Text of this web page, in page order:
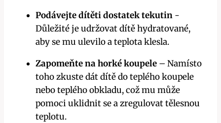
Podávejte⁢ dítěti ‍dostatek tekutin ⁣-
Důležité je udržovat dítě hydratované,
aby se mu ⁣ulevilo a teplota klesla.
Zapomeňte⁢ na ⁤horké koupele – Namísto
toho⁢ zkuste⁢ dát​ dítě do teplého⁢ koupele
nebo teplého ​obkladu, což mu může
pomoci ⁣uklidnit ⁤se a zregulovat tělesnou
⁢teplotu.